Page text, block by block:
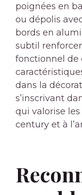
poignées en
ou dépolis
bords en
subtil
fonctionnel de
dans la
s’inscrivant
qui valorise
century et à